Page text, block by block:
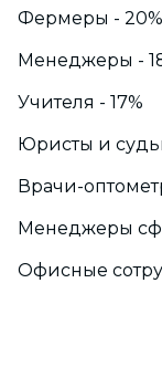
Фермеры - 20%
Менеджеры -
Учителя - 17%
Юристы и
Врачи-
Менеджеры
Офисные